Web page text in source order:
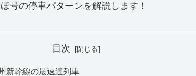
号の停車パターンを解説します！
目次
新幹線の最速達列車